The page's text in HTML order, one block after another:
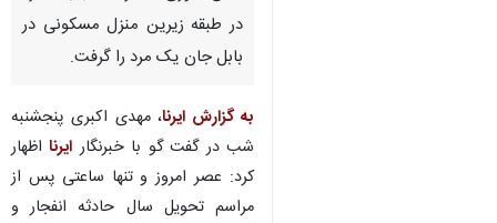
در طبقه زیرین منزل مسکونی در
بابل جان یک مرد را گرفت.
به گزارش ایرنا، مهدی اکبری پنجشنبه
شب در گفت گو با خبرنگار ایرنااظهار
کرد: عصر امروز و تنها ساعتی پس از
مراسم تحویل سال حادثه انفجار و